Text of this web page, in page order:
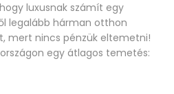
luxusnak számít egy
legalább hárman otthon
mert nincs pénzük eltemetni!
egy átlagos temetés: